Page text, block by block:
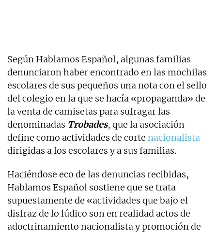
Según Hablamos Español, algunas familias
denunciaron haber encontrado en las mochilas
escolares de sus pequeños una nota con el sello
del colegio en la que se hacía «propaganda» de
la venta de camisetas para sufragar las
denominadas Trobades, que la asociación
define como actividades de corte nacionalista
dirigidas a los escolares y a sus familias.
Haciéndose eco de las denuncias recibidas,
Hablamos Español sostiene que se trata
supuestamente de «actividades que bajo el
disfraz de lo lúdico son en realidad actos de
adoctrinamiento nacionalista y promoción de